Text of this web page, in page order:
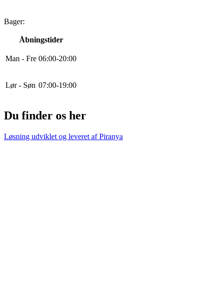
Bager:
Åbningstider
Man - Fre 06:00-20:00
Lør - Søn 07:00-19:00
Du finder os her
Løsning udviklet og leveret afPiranya